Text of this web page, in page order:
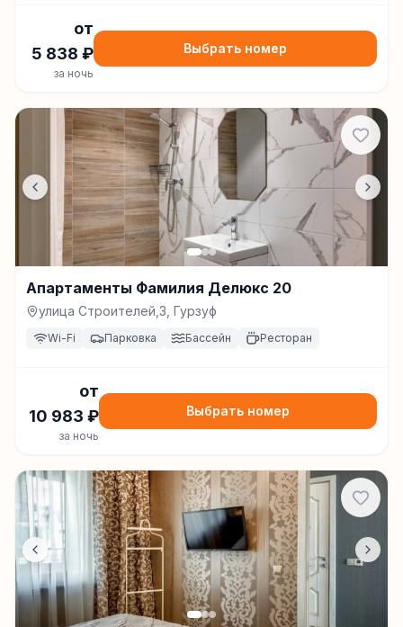
от
5 838 ₽
за ночь
Выбрать номер
Апартаменты Фамилия Делюкс 20
улица Строителей,3, Гурзуф
Wi-Fi Парковка Бассейн Ресторан
от
10 983 ₽
за ночь
Выбрать номер